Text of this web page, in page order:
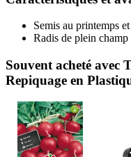
Semis au printemps
Radis de plein champ
Souvent acheté avec
Repiquage en